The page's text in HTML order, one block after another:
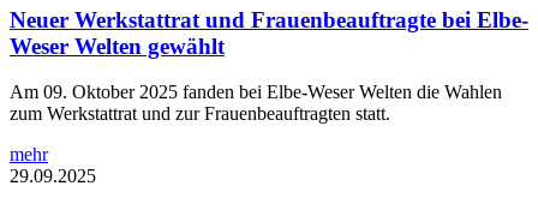
Neuer Werkstattrat und Frauenbeauftragte bei Elbe-
Weser Welten gewählt
Am 09. Oktober 2025 fanden bei Elbe-Weser Welten die Wahlen
zum Werkstattrat und zur Frauenbeauftragten statt.
mehr
29.09.2025